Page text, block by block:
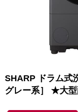
SHARP ドラム式
グレー系］ ★大